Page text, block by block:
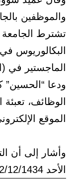
والموظفين
تشترط
البكالوريوس
الماجستير في
ودعا
الوظائف،
الموقع
وأشار إلى أن
الأحد 22/12/1434هـ، ويستمر لمدة خمسة أيام.